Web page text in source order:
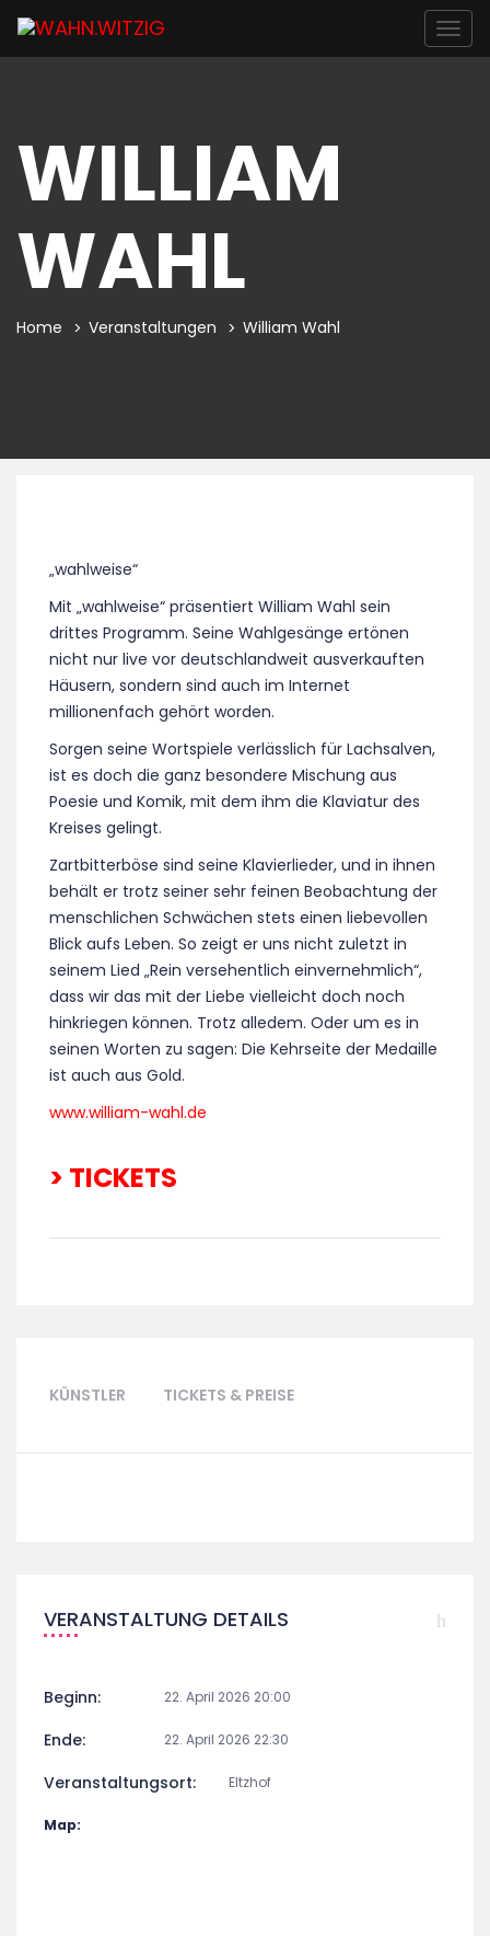
WILLIAM
WAHL
Home Veranstaltungen William Wahl
„wahlweise“
Mit „wahlweise“ präsentiert William Wahl sein
drittes Programm. Seine Wahlgesänge ertönen
nicht nur live vor deutschlandweit ausverkauften
Häusern, sondern sind auch im Internet
millionenfach gehört worden.
Sorgen seine Wortspiele verlässlich für Lachsalven,
ist es doch die ganz besondere Mischung aus
Poesie und Komik, mit dem ihm die Klaviatur des
Kreises gelingt.
Zartbitterböse sind seine Klavierlieder, und in ihnen
behält er trotz seiner sehr feinen Beobachtung der
menschlichen Schwächen stets einen liebevollen
Blick aufs Leben. So zeigt er uns nicht zuletzt in
seinem Lied „Rein versehentlich einvernehmlich“,
dass wir das mit der Liebe vielleicht doch noch
hinkriegen können. Trotz alledem. Oder um es in
seinen Worten zu sagen: Die Kehrseite der Medaille
ist auch aus Gold.
www.william-wahl.de
> TICKETS
KÜNSTLER TICKETS & PREISE
VERANSTALTUNG DETAILS
Beginn: 22. April 2026 20:00
Ende: 22. April 2026 22:30
Veranstaltungsort: Eltzhof
Map: